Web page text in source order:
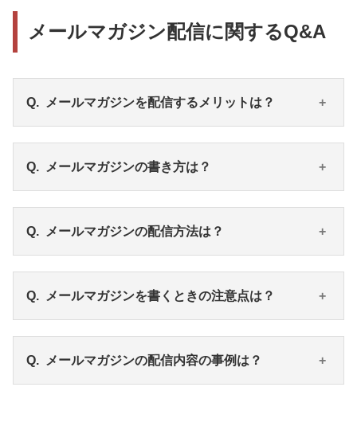
メールマガジン配信に関するQ&A
メールマガジンを配信するメリットは？
自社の情報に触れる回数を増やすことで親近感をも
たらします。
オウンドメディアなど、ほかのマーケティング手法
に比べて工数・費用がかからないのが特徴です。
メールマガジンの書き方は？
けることができます。
①メールマガジンを配信する目的を確認します。
③配信する文面を作成します。メールマガジンの文面
は主に「タイトル・導入文・本文・フッター」から
要です。
メールマガジンの配信方法は？
す。
1つはASPを利用したメール一括配信システムのサー
が、総じて低コストです。
もう1つは自社でメールサーバーを構築することで
メールマガジンを書くときの注意点は？
す。
1つ目は、「法律への注意」です。メールマガジンの
メールマガジンの配信内容の事例は？